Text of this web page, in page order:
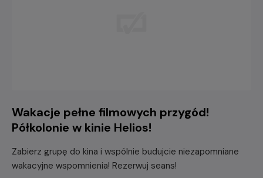
Wakacje pełne filmowych przygód!
Półkolonie w kinie Helios!
Zabierz grupę do kina i wspólnie budujcie niezapomniane
wakacyjne wspomnienia! Rezerwuj seans!